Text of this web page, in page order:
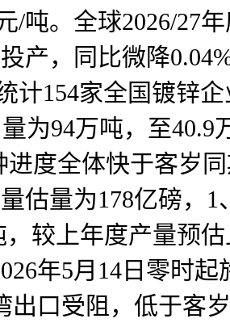
/吨。全球2026/27
产，同比微降
154家全国镀锌企
为94万吨，至40.9
度全体快于客岁
估量为178亿磅，1
较上年度产量预
年5月14日零时
口受阻，低于客